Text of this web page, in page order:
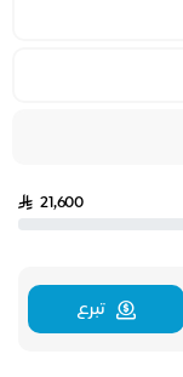
21,600
تبرع